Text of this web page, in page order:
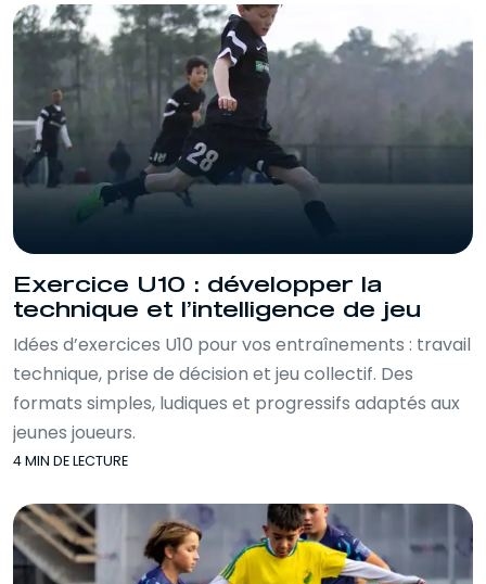
Exercice U10 : développer la
technique et l’intelligence de jeu
Idées d’exercices U10 pour vos entraînements : travail
technique, prise de décision et jeu collectif. Des
formats simples, ludiques et progressifs adaptés aux
jeunes joueurs.
4 MIN DE LECTURE